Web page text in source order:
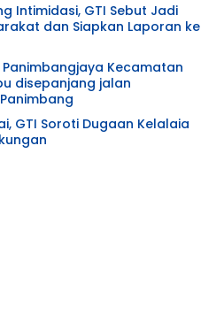
Intimidasi, GTI Sebut Jadi
dan Siapkan Laporan ke
Kecamatan
disepanjang jalan
GTI Soroti Dugaan Kelalaia